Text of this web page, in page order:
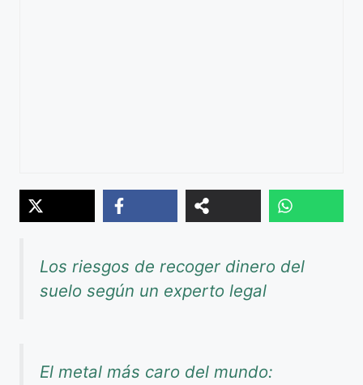
Los riesgos de recoger dinero del
suelo según un experto legal
El metal más caro del mundo: